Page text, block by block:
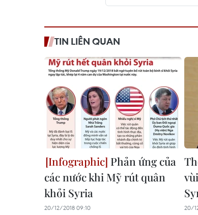
TIN LIÊN QUAN
Phản ứng của
các nước khi Mỹ rút quân
khỏi Syria
20/12/2018 09:10 20/